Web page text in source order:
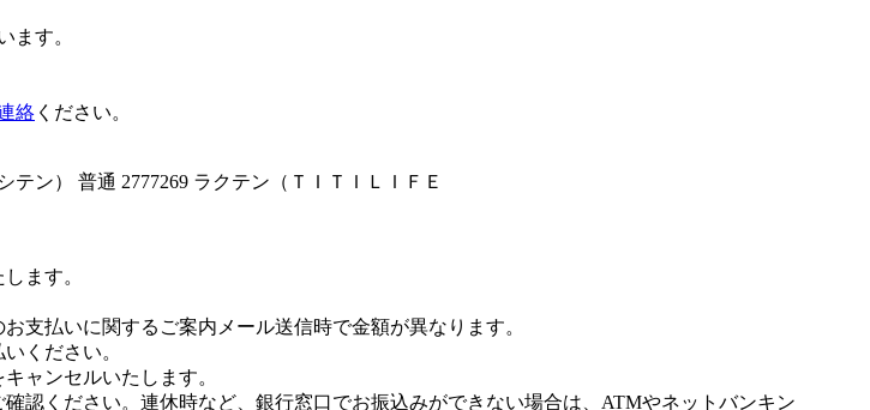
ます。
絡 ください。
ン） 普通 2777269 ラクテン（ＴＩＴＩＬＩＦＥ
ます。
支払いに関するご案内メール送信時で金額が異なります。
ください。
ャンセルいたします。
認ください。連休時など、銀行窓口でお振込みができない場合は、ATMやネットバンキン